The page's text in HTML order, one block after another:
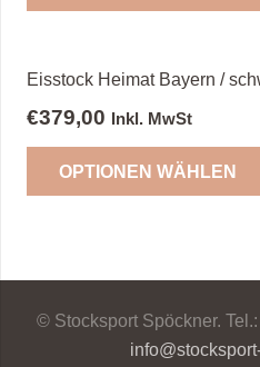
Eisstock Heimat Bayern /
€379,00 Inkl. MwSt
OPTIONEN WÄHLEN
© Stocksport Spöckner. Tel.: